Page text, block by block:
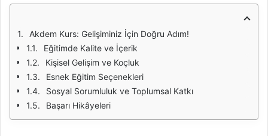
Akdem Kurs: Gelişiminiz İçin Doğru Adım!
Eğitimde Kalite ve İçerik
Kişisel Gelişim ve Koçluk
Esnek Eğitim Seçenekleri
Sosyal Sorumluluk ve Toplumsal Katkı
Başarı Hikâyeleri